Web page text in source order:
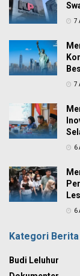
7
7
6
6
Kategori Berita
Budi Leluhur